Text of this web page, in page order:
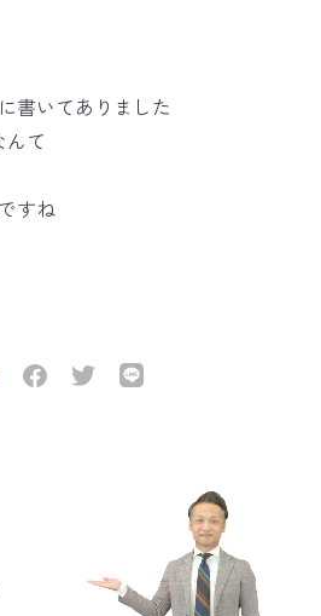
書いてありました
んて
すね